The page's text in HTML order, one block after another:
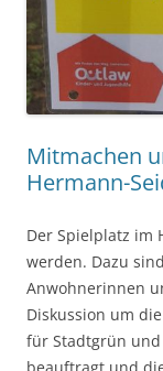
Mitmachen
Hermann-
Der Spielplatz im
werden. Dazu
Anwohnerinnen
Diskussion um
für Stadtgrün